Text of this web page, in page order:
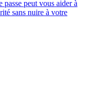
peut vous aider à
sans nuire à votre